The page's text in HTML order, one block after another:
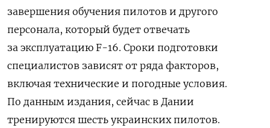
завершения обучения пилотов и другого
персонала, который будет отвечать
за эксплуатацию F-16. Сроки подготовки
специалистов зависят от ряда факторов,
включая технические и погодные условия.
По данным издания, сейчас в Дании
тренируются шесть украинских пилотов.